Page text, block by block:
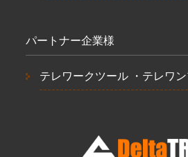
パートナー企業様
テレワークツール ・テレワ